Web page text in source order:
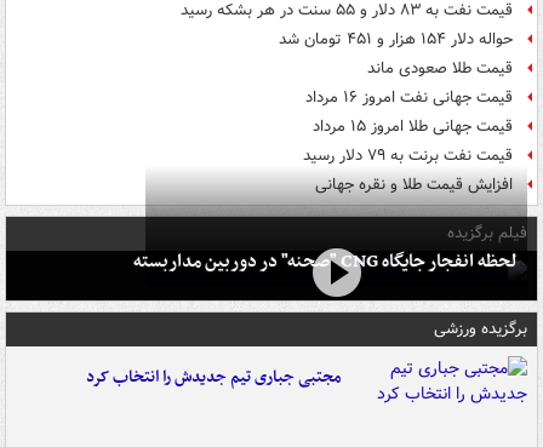
قیمت نفت به ۸۳ دلار و ۵۵ سنت در هر بشکه رسید
حواله دلار ۱۵۴ هزار و ۴۵۱ تومان شد
قیمت طلا صعودی ماند
قیمت جهانی نفت امروز ۱۶ مرداد
قیمت جهانی طلا امروز ۱۵ مرداد
قیمت نفت برنت به ۷۹ دلار رسید
افزایش قیمت طلا و نقره جهانی
فیلم برگزیده
لحظه انفجار جایگاه CNG "صحنه" در دوربین مداربسته
برگزیده ورزشی
مجتبی جباری تیم جدیدش را انتخاب کرد